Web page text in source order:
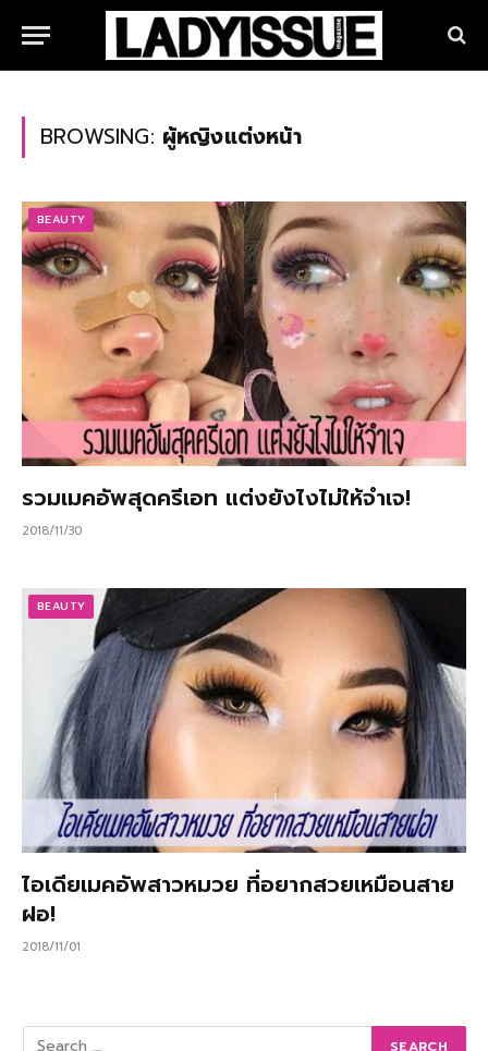
BROWSING: ผู้หญิงแต่งหน้า
BEAUTY
รวมเมคอัพสุดครีเอท แต่งยังไงไม่ให้จำเจ!
2018/11/30
BEAUTY
ไอเดียเมคอัพสาวหมวย ที่อยากสวยเหมือนสาย
ฝอ!
2018/11/01